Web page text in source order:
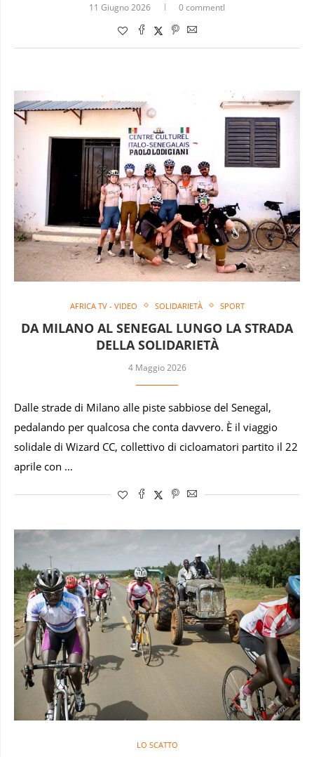
11 Giugno 2026 0 commentI
AFRICA TV - VIDEO SOLIDARIETÀ SPORT
DA MILANO AL SENEGAL LUNGO LA STRADA
DELLA SOLIDARIETÀ
4 Maggio 2026
Dalle strade di Milano alle piste sabbiose del Senegal,
pedalando per qualcosa che conta davvero. È il viaggio
solidale di Wizard CC, collettivo di cicloamatori partito il 22
aprile con …
LO SCATTO